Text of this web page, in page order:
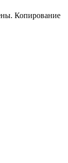
Копирование